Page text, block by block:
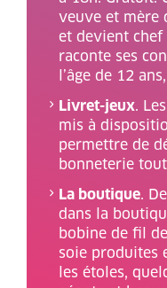
veuve et mère
et devient chef
raconte ses
l’âge de 12
Livret-jeux.
mis à
permettre de
bonneterie
La boutique.
dans la
bobine de fil
soie produites
les étoles,